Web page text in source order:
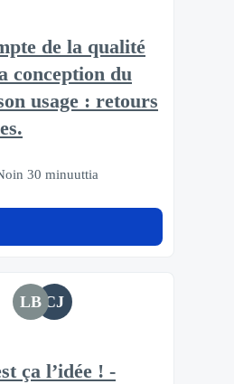
de la qualité
conception du
usage : retours
30 minuuttia
LB CJ
ça l’idée ! -